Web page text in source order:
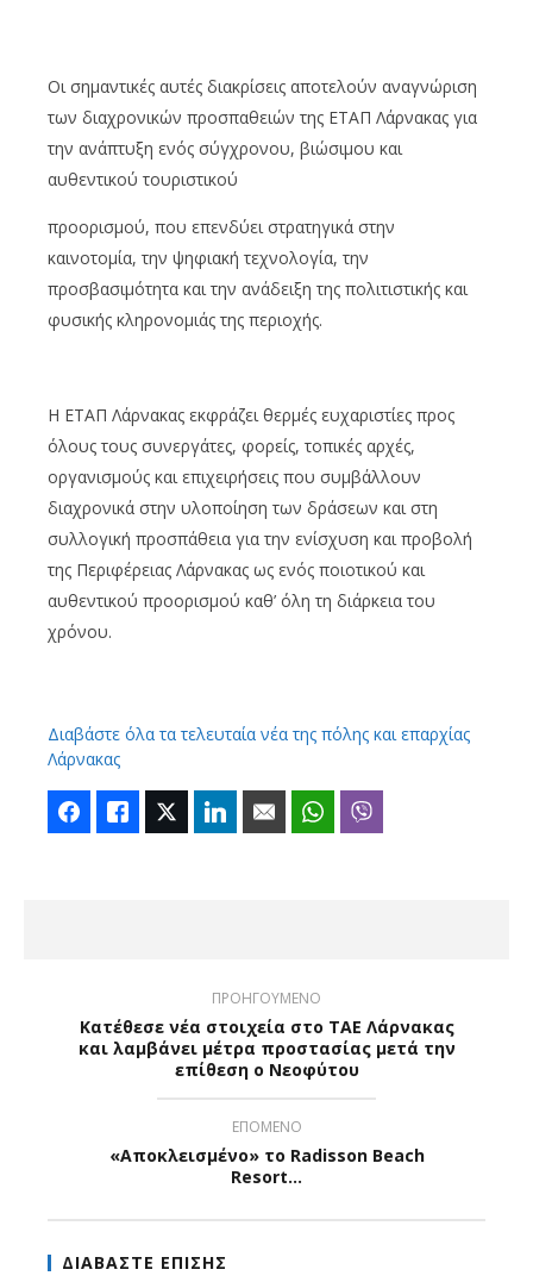
Οι σημαντικές αυτές διακρίσεις αποτελούν αναγνώριση
των διαχρονικών προσπαθειών της ΕΤΑΠ Λάρνακας για
την ανάπτυξη ενός σύγχρονου, βιώσιμου και
αυθεντικού τουριστικού
προορισμού, που επενδύει στρατηγικά στην
καινοτομία, την ψηφιακή τεχνολογία, την
προσβασιμότητα και την ανάδειξη της πολιτιστικής και
φυσικής κληρονομιάς της περιοχής.
Η ΕΤΑΠ Λάρνακας εκφράζει θερμές ευχαριστίες προς
όλους τους συνεργάτες, φορείς, τοπικές αρχές,
οργανισμούς και επιχειρήσεις που συμβάλλουν
διαχρονικά στην υλοποίηση των δράσεων και στη
συλλογική προσπάθεια για την ενίσχυση και προβολή
της Περιφέρειας Λάρνακας ως ενός ποιοτικού και
αυθεντικού προορισμού καθ’ όλη τη διάρκεια του
χρόνου.
Διαβάστε όλα τα τελευταία νέα της πόλης και επαρχίας
Λάρνακας
FacebookLike Twitter LinkedIn Email WhatsApp
ΠΡΟΗΓΟΥΜΕΝΟ
Κατέθεσε νέα στοιχεία στο ΤΑΕ Λάρνακας
και λαμβάνει μέτρα προστασίας μετά την
επίθεση ο Νεοφύτου
ΕΠΟΜΕΝΟ
«Αποκλεισμένο» το Radisson Beach
Resort…
ΔΙΑΒΑΣΤΕ ΕΠΙΣΗΣ